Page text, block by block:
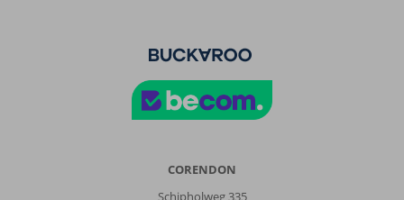
CORENDON
Schipholweg 335